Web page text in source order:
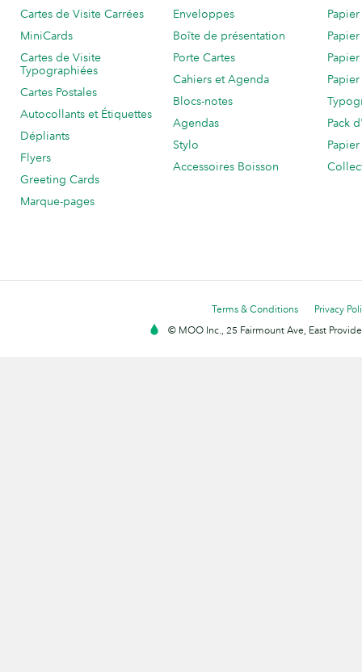
Cartes de Visite Carrées
MiniCards
Cartes de Visite
Typographiées
Cartes Postales
Autocollants et Étiquettes
Dépliants
Flyers
Greeting Cards
Marque-pages
Enveloppes
Boîte de présentation
Porte Cartes
Cahiers et Agenda
Blocs-notes
Agendas
Stylo
Accessoires Boisson
Pack
Terms & Conditions
Privacy
© MOO Inc., 25 Fairmount Ave, East